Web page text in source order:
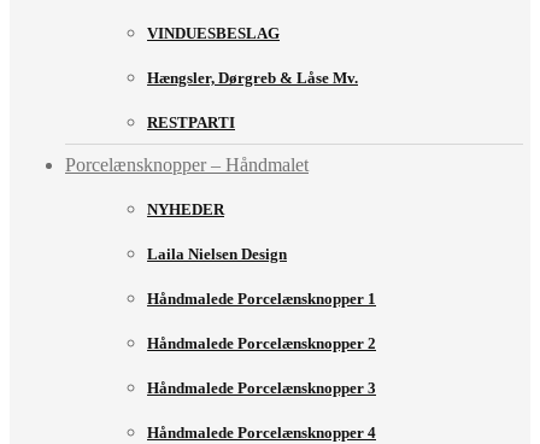
VINDUESBESLAG
Hængsler, Dørgreb & Låse Mv.
RESTPARTI
Porcelænsknopper – Håndmalet
NYHEDER
Laila Nielsen Design
Håndmalede Porcelænsknopper 1
Håndmalede Porcelænsknopper 2
Håndmalede Porcelænsknopper 3
Håndmalede Porcelænsknopper 4